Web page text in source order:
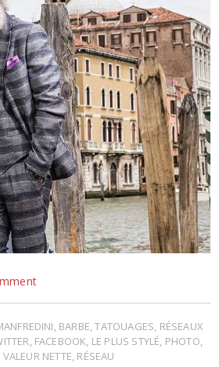
, BARBE,TATOUAGES, RÉSEAUX
, FACEBOOK, LE PLUS STYLÉ, PHOTO,
VALEUR NETTE, RÉSEAU